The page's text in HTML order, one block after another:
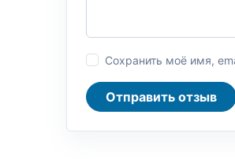
Сохранить моё имя,
Отправить отзыв